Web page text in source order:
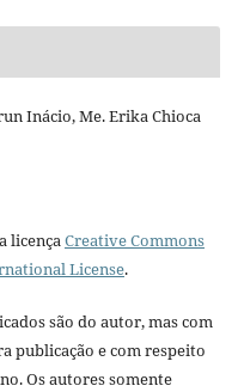
Inácio, Me. Erika Chioca
licençaCreative Commons
License.
são do autor, mas com
publicação e com respeito
Os autores somente